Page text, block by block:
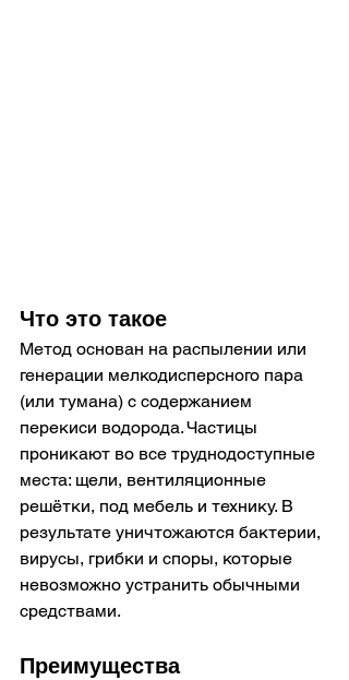
Что это такое
Метод основан на распылении или
генерации мелкодисперсного пара
(или тумана) с содержанием
перекиси водорода. Частицы
проникают во все труднодоступные
места: щели, вентиляционные
решётки, под мебель и технику. В
результате уничтожаются бактерии,
вирусы, грибки и споры, которые
невозможно устранить обычными
средствами.
Преимущества